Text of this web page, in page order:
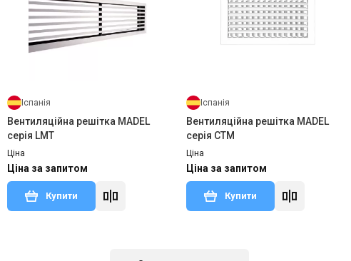
Іспанія
Вентиляційна решітка MADEL
серія LMT
Ціна
Ціна за запитом
Купити
Іспанія
Вентиляційна решітка MADEL
серія CTM
Ціна
Ціна за запитом
Купити